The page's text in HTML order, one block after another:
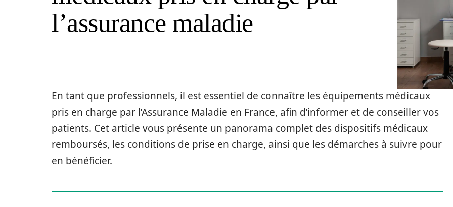
l’assurance maladie
En tant que professionnels, il est essentiel de connaître les équipements médicaux
pris en charge par l’Assurance Maladie en France, afin d’informer et de conseiller vos
patients. Cet article vous présente un panorama complet des dispositifs médicaux
remboursés, les conditions de prise en charge, ainsi que les démarches à suivre pour
en bénéficier.